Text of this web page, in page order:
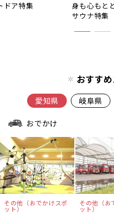
ドア特集
身も心もと
サウナ特集
おすす
愛知県 岐阜県
おでかけ
その他（おでかけスポ
ット）
その他（お
ット）